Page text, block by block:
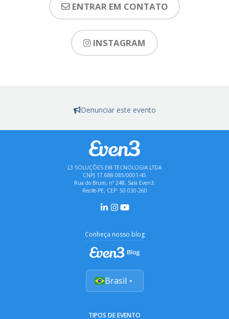
ENTRAR EM CONTATO
INSTAGRAM
Denunciar este evento
L3 SOLUÇÕES EM TECNOLOGIA LTDA
CNPJ 17.688.085/0001-45
Rua do Brum, nº 248, Sala Even3,
Recife-PE, CEP: 50.030-260
Conheça nosso blog
Brasil
TIPOS DE EVENTO